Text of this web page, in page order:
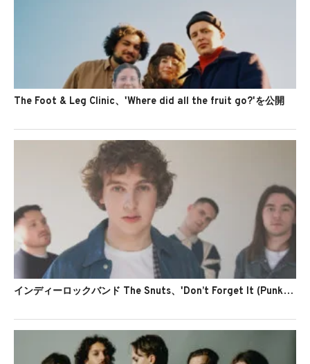
The Foot & Leg Clinic、'Where did all the fruit go?'を公開
インディーロックバンド The Snuts、'Don’t Forget It (Punk)'のMVを公開